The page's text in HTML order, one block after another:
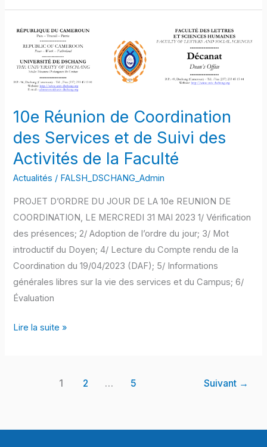
10e Réunion de Coordination
des Services et de Suivi des
Activités de la Faculté
Actualités / FALSH_DSCHANG_Admin
PROJET D’ORDRE DU JOUR DE LA 10e REUNION DE
COORDINATION, LE MERCREDI 31 MAI 2023 1/ Vérification
des présences; 2/ Adoption de l’ordre du jour; 3/ Mot
introductif du Doyen; 4/ Lecture du Compte rendu de la
Coordination du 19/04/2023 (DAF); 5/ Informations
générales libres sur la vie des services et du Campus; 6/
Évaluation
10e
Réunion
de
Coordination
Services
de
Suivi
des
de
la
Faculté
Lire la suite »
1 2 … 5 Suivant →